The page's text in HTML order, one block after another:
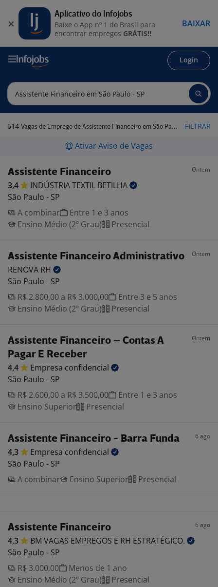
Login
614 Vagas de Emprego de Assistente Financeiro em São Paulo - SP FILTRAR
Ativar Aviso de Vagas
Assistente Financeiro Ontem
3,4 INDÚSTRIA TEXTIL BETILHA
São Paulo - SP
A combinar
Entre 1 e 3 anos
Ensino Médio (2º Grau)
Presencial
Assistente Financeiro Administrativo Ontem
RENOVA RH
São Paulo - SP
R$ 2.800,00 a R$ 3.000,00
Entre 3 e 5 anos
Ensino Médio (2º Grau)
Presencial
Assistente Financeiro – Contas A
Pagar E Receber
Ontem
4,4 Empresa confidencial
São Paulo - SP
R$ 2.600,00 a R$ 3.500,00
Entre 1 e 3 anos
Ensino Superior
Presencial
Assistente Financeiro - Barra Funda 6 ago
4,3 Empresa confidencial
São Paulo - SP
A combinar
Ensino Superior Presencial
Assistente Financeiro 6 ago
4,3 BM VAGAS EMPREGOS E RH ESTRATÉGICO.
São Paulo - SP
R$ 3.000,00
Menos de 1 ano
Ensino Médio (2º Grau)
Presencial
Aplicativo do Infojobs
Baixe o App nº 1 do Brasil para
encontrar empregos GRÁTIS!!
BAIXAR